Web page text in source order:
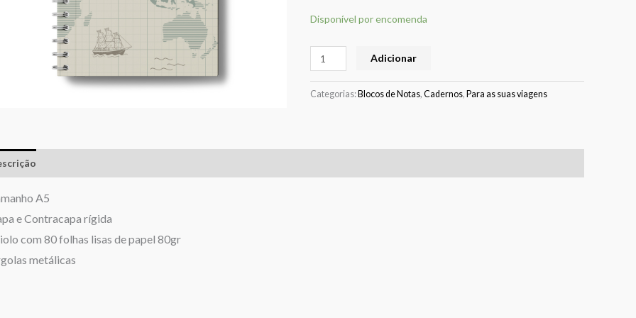
Disponível por encomenda
Adicionar
Categorias: Blocos de Notas,Cadernos, Para as suas viagens
A5
e Contracapa rígida
com 80 folhas lisas de papel 80gr
metálicas